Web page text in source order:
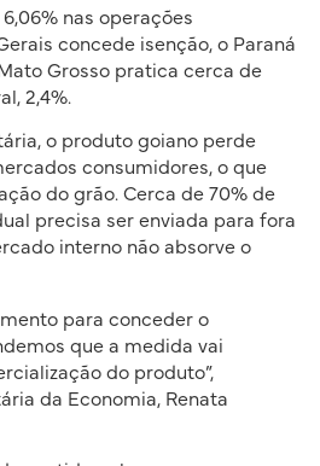
nas operações
concede isenção, o Paraná
Grosso pratica cerca de
2,4%.
o produto goiano perde
consumidores, o que
do grão. Cerca de 70% de
precisa ser enviada para fora
interno não absorve o
para conceder o
que a medida vai
do produto”,
da Economia, Renata